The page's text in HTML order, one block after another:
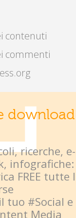
contenuti
commenti
download
ricerche, e-
infografiche:
FREE tutte
tuo #Social e
Media